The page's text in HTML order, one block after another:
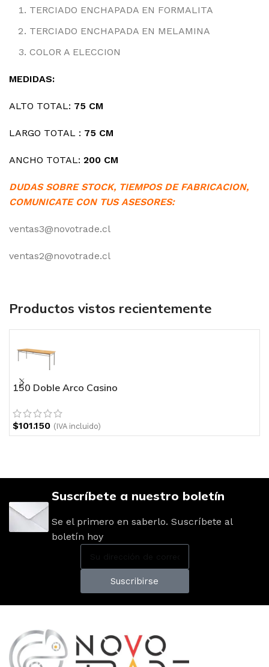
TERCIADO ENCHAPADA EN FORMALITA
TERCIADO ENCHAPADA EN MELAMINA
COLOR A ELECCION
MEDIDAS:
ALTO TOTAL: 75 CM
LARGO TOTAL : 75 CM
ANCHO TOTAL: 200 CM
DUDAS SOBRE STOCK, TIEMPOS DE FABRICACION,
COMUNICATE CON TUS ASESORES:
ventas3@novotrade.cl
ventas2@novotrade.cl
Productos vistos recientemente
150 Doble Arco Casino
$101.150 (IVA incluido)
Suscríbete a nuestro boletín
Se el primero en saberlo. Suscríbete al
boletín hoy
Suscribirse